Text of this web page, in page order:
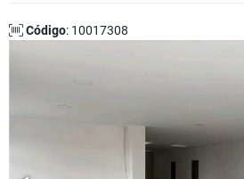
Código: 10017308